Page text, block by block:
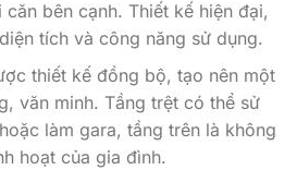
bên cạnh. Thiết kế hiện đại,
tích và công năng sử dụng.
thiết kế đồng bộ, tạo nên một
văn minh. Tầng trệt có thể sử
làm gara, tầng trên là không
hoạt của gia đình.